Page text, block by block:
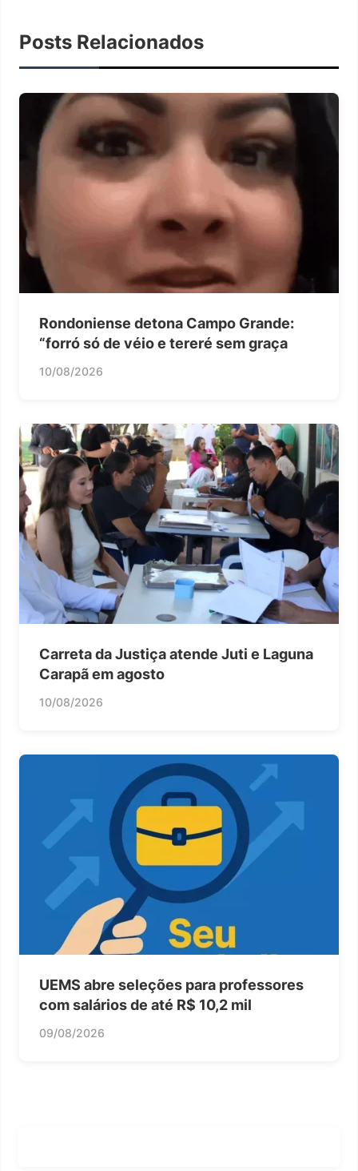
Posts Relacionados
Rondoniense detona Campo Grande:
“forró só de véio e tereré sem graça
10/08/2026
Carreta da Justiça atende Juti e Laguna
Carapã em agosto
10/08/2026
UEMS abre seleções para professores
com salários de até R$ 10,2 mil
09/08/2026